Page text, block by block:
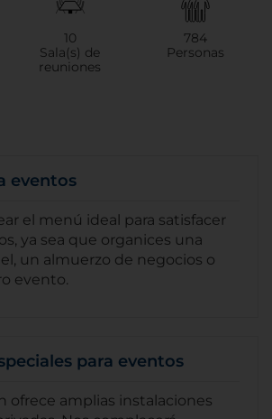
10
Sala(s) de
reuniones
784
Personas
eventos
el menú ideal para satisfacer
ya sea que organices una
un almuerzo de negocios o
evento.
para eventos
ofrece amplias instalaciones